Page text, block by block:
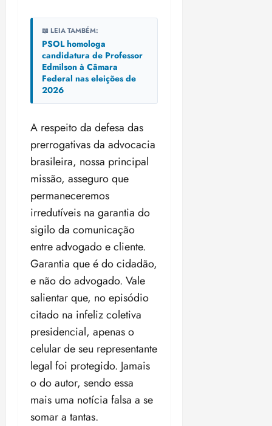
📖 LEIA TAMBÉM:
PSOL homologa
candidatura de Professor
Edmilson à Câmara
Federal nas eleições de
2026
A respeito da defesa das
prerrogativas da advocacia
brasileira, nossa principal
missão, asseguro que
permaneceremos
irredutíveis na garantia do
sigilo da comunicação
entre advogado e cliente.
Garantia que é do cidadão,
e não do advogado. Vale
salientar que, no episódio
citado na infeliz coletiva
presidencial, apenas o
celular de seu representante
legal foi protegido. Jamais
o do autor, sendo essa
mais uma notícia falsa a se
somar a tantas.